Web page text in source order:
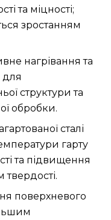
та міцності;
зростанням
нагрівання та
для
структури та
обробки.
сталі
гарту
та підвищення
твердості.
поверхневого